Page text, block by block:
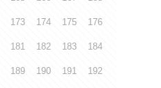
173 174 175 176
181 182 183 184
189 190 191 192